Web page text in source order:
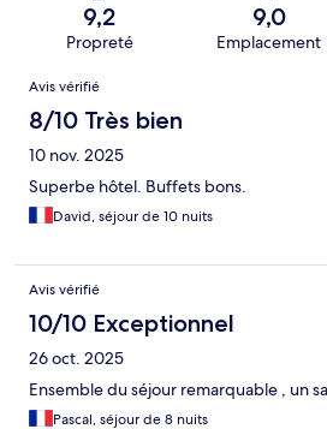
9,2
Propreté
9,0
Emplacement
Avis
Avis vérifié
8/10 Très bien
10 nov. 2025
Superbe hôtel. Buffets bons.
David, séjour de 10 nuits
Avis vérifié
10/10 Exceptionnel
26 oct. 2025
Ensemble du séjour remarquable , un
Pascal, séjour de 8 nuits